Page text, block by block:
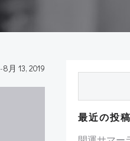
-8月 13, 2019
最近の投稿